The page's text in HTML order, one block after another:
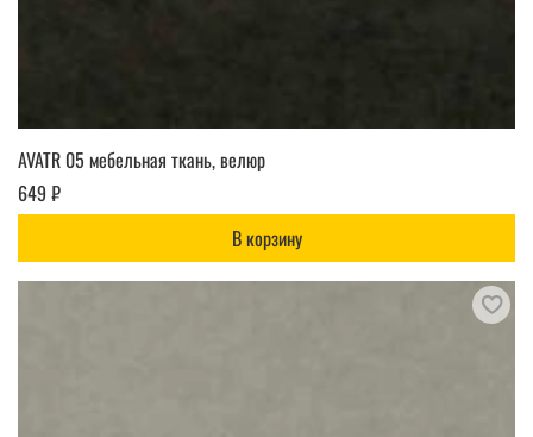
AVATR 05 мебельная ткань, велюр
649 ₽
В корзину